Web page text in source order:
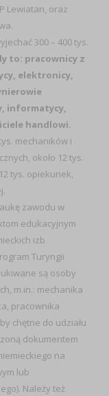
Lewiatan, oraz
300 – 400 tys.
to: pracownicy z
elektronicy,
informatycy,
handlowi.
mechaników i
około 12 tys.
tys. opiekunek,
zawodu w
edukacyjnym
izb
Turyngii
są osoby
m.in.: mechanika
pracownika
chętne do udziału
dokumentem
na
lub
Należy też